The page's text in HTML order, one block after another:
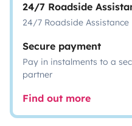
24/7 Roadside
24/7 Roadside Assistance
Secure payment
Pay in instalments to a
partner
Find out more